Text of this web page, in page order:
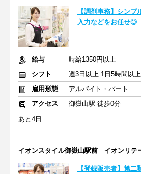
【調剤事務】シン
入力などをお任せ◎
給与
時給1350円以上
シフト
週3日以上 1日5時間以上
雇用形態
アルバイト・パート
アクセス
御嶽山駅 徒歩0分
あと4日
イオンスタイル御嶽山駅前 イオンリテ
【登録販売者】第